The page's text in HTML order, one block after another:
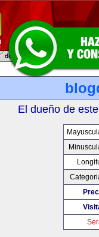
El dueño de